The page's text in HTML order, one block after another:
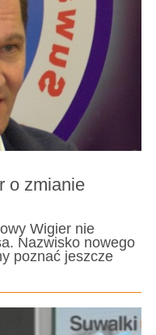
o zmianie
Wigier nie
Nazwisko nowego
poznać jeszcze